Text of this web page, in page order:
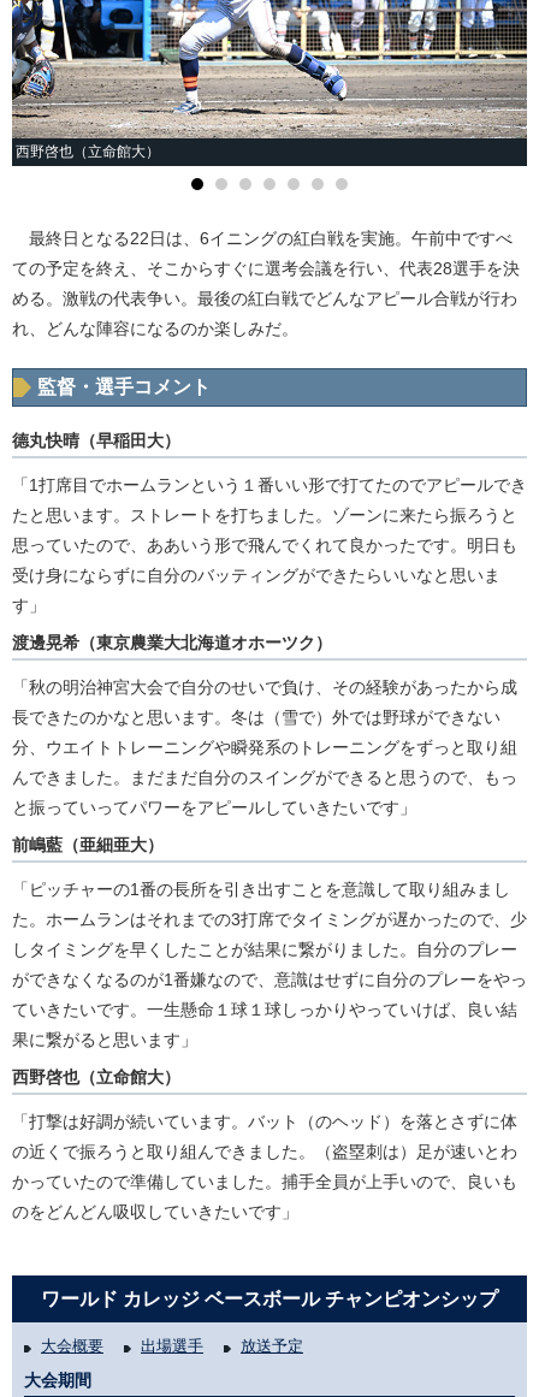
西野啓也（立命館大）
最終日となる22日は、6イニングの紅白戦を実施。午前中ですべ
ての予定を終え、そこからすぐに選考会議を行い、代表28選手を決
める。激戦の代表争い。最後の紅白戦でどんなアピール合戦が行わ
れ、どんな陣容になるのか楽しみだ。
監督・選手コメント
德丸快晴（早稲田大）
「1打席目でホームランという１番いい形で打てたのでアピールでき
たと思います。ストレートを打ちました。ゾーンに来たら振ろうと
思っていたので、ああいう形で飛んでくれて良かったです。明日も
受け身にならずに自分のバッティングができたらいいなと思いま
す」
渡邊晃希（東京農業大北海道オホーツク）
「秋の明治神宮大会で自分のせいで負け、その経験があったから成
長できたのかなと思います。冬は（雪で）外では野球ができない
分、ウエイトトレーニングや瞬発系のトレーニングをずっと取り組
んできました。まだまだ自分のスイングができると思うので、もっ
と振っていってパワーをアピールしていきたいです」
前嶋藍（亜細亜大）
「ピッチャーの1番の長所を引き出すことを意識して取り組みまし
た。ホームランはそれまでの3打席でタイミングが遅かったので、少
しタイミングを早くしたことが結果に繋がりました。自分のプレー
ができなくなるのが1番嫌なので、意識はせずに自分のプレーをやっ
ていきたいです。一生懸命１球１球しっかりやっていけば、良い結
果に繋がると思います」
西野啓也（立命館大）
「打撃は好調が続いています。バット（のヘッド）を落とさずに体
の近くで振ろうと取り組んできました。（盗塁刺は）足が速いとわ
かっていたので準備していました。捕手全員が上手いので、良いも
のをどんどん吸収していきたいです」
ワールド カレッジ ベースボール チャンピオンシップ
大会概要 出場選手 放送予定
大会期間